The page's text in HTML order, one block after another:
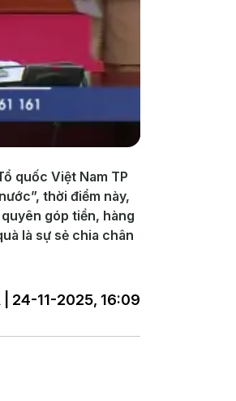
quốc Việt Nam TP
thời điểm này,
góp tiền, hàng
là sự sẻ chia chân
| 24-11-2025, 16:09